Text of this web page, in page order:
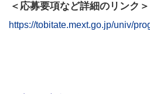
＜応募要項など詳細のリンク＞
https://tobitate.mext.go.jp/univ/